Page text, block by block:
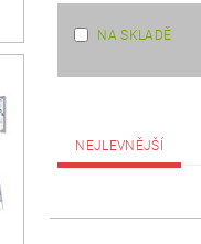
NA SKLADĚ
NEJLEVNĚJŠÍ